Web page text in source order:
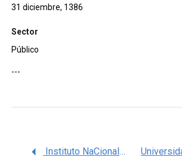
31 diciembre, 1386
Sector
Público
---
Instituto NaCional de Perinatología (INPER)